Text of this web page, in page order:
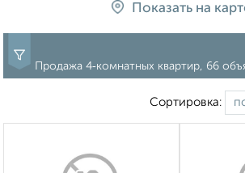
Показать на
Продажа 4‑комнатных квартир, 66
Сортировка: